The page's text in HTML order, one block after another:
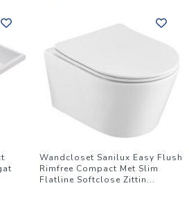
Wandcloset Sanilux Easy Flush
Rimfree Compact Met Slim
Flatline Softclose Zittin...